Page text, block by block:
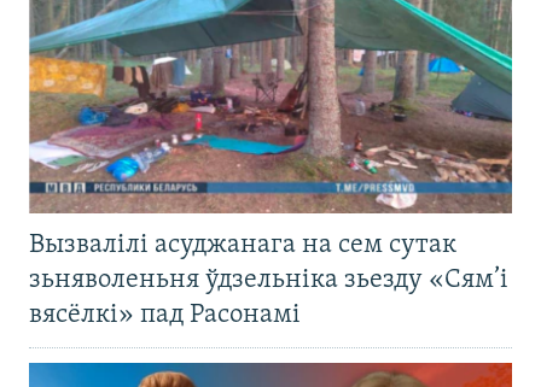
Вызвалілі асуджанага на сем сутак
зьняволеньня ўдзельніка зьезду «Сям’і
вясёлкі» пад Расонамі